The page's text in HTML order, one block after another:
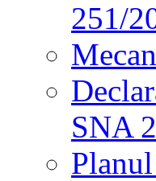
251/
SNA